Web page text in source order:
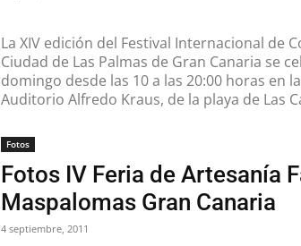
La XIV edición del Festival Internacional de
Ciudad de Las Palmas de Gran Canaria se
domingo desde las 10 a las 20:00 horas en
Auditorio Alfredo Kraus, de la playa de Las
Fotos
Fotos IV Feria de Artesanía
Maspalomas Gran Canaria
4 septiembre, 2011